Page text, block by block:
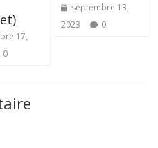
17,
0
septembre 13,
2023
0